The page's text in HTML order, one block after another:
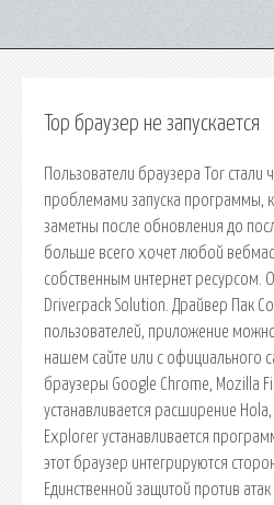
Тор браузер не запускается
Пользователи браузера Tor стали
проблемами запуска программы,
заметны после обновления до
больше всего хочет любой
собственным интернет ресурсом.
Driverpack Solution. Драйвер Пак
пользователей, приложение
нашем сайте или с официального
браузеры Google Chrome, Mozilla
устанавливается расширение
Explorer устанавливается
этот браузер интегрируются
Единственной защитой против